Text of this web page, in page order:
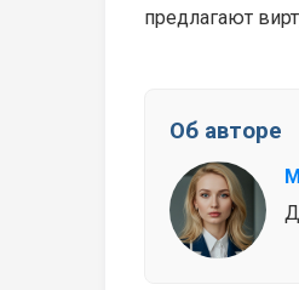
предлагают
Об авторе